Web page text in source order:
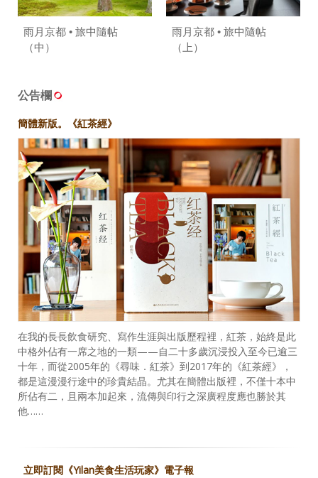
雨月京都 • 旅中隨帖
（中）
雨月京都 • 旅中隨帖
（上）
公告欄
簡體新版。《紅茶經》
在我的長長飲食研究、寫作生涯與出版歷程裡，紅茶，始終是此
中格外佔有一席之地的一類——自二十多歲沉浸投入至今已逾三
十年，而從2005年的《尋味．紅茶》到2017年的《紅茶經》，
都是這漫漫行途中的珍貴結晶。尤其在簡體出版裡，不僅十本中
所佔有二，且兩本加起來，流傳與印行之深廣程度應也勝於其
他……
立即訂閱《Yilan美食生活玩家》電子報